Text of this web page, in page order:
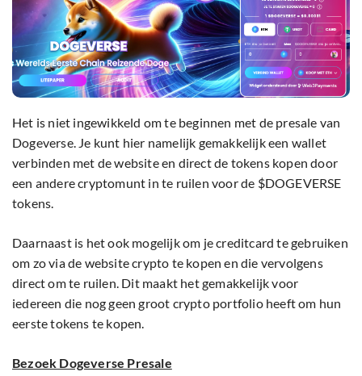
Het is niet ingewikkeld om te beginnen met de presale van
Dogeverse. Je kunt hier namelijk gemakkelijk een wallet
verbinden met de website en direct de tokens kopen door
een andere cryptomunt in te ruilen voor de $DOGEVERSE
tokens.
Daarnaast is het ook mogelijk om je creditcard te gebruiken
om zo via de website crypto te kopen en die vervolgens
direct om te ruilen. Dit maakt het gemakkelijk voor
iedereen die nog geen groot crypto portfolio heeft om hun
eerste tokens te kopen.
Bezoek Dogeverse Presale